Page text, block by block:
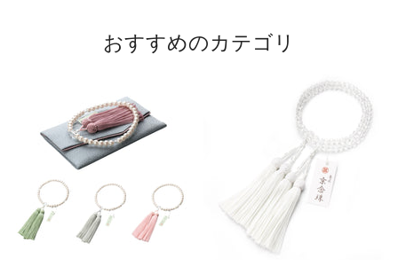
おすすめのカテゴリ